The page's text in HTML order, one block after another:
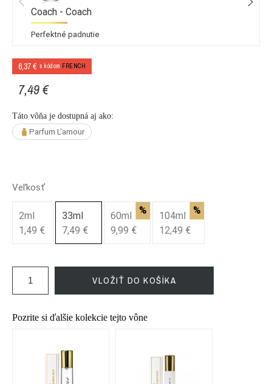
Coach - Coach
Perfektné padnutie
6,37 € s kódom FRENCH
7,49 €
Táto vôňa je dostupná aj ako:
Parfum L'amour
Veľkosť
2ml
1,49 €
33ml
7,49 €
60ml %
9,99 €
104ml %
12,49 €
VLOŽIŤ DO KOŠÍKA
Pozrite si ďalšie kolekcie tejto vône